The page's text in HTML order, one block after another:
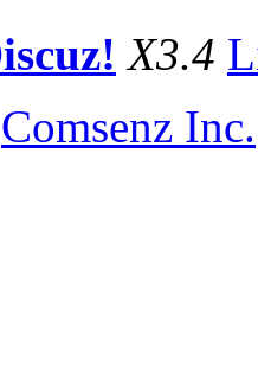
X3.4
Comsenz Inc.